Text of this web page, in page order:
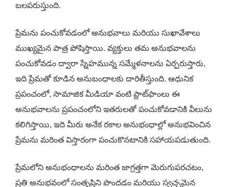
బలపరుస్తుంది.
ప్రేమను పంచుకోవడంలో అనుభవాలు మరియు సుఖావేశాలు
ముఖ్యమైన పాత్ర పోషిస్తాయి. వ్యక్తులు తమ అనుభవాలను
పంచుకోవడం ద్వారా స్నేహమున్న సమ్మేళనాలను ఏర్పరుస్తారు,
ఇది ప్రేమతో కూడిన అనుబంధాలకు దారితీస్తుంది. ఆధునిక
ప్రపంచంలో, సామాజిక మీడియా వంటి ప్లాట్‌ఫాంలు ఈ
అనుభవాలను ప్రపంచంలోని ఇతరులతో పంచుకోవడానికి వీలును
కలిగిస్తాయి, ఇది మీరు అనేక రకాల అనుభంధాల్లో అనుభవించిన
ప్రేమను మరింత విస్తారంగా పంచుకొనటానికి సహాయపడుతుంది.
ప్రేమలోని అనుభంధాలను మరింత జాగ్రత్తగా మెరుగుపరచటం,
ప్రతి అనుభవంలో సంతృప్తిని పొందడం మరియు స్వచ్చమైన